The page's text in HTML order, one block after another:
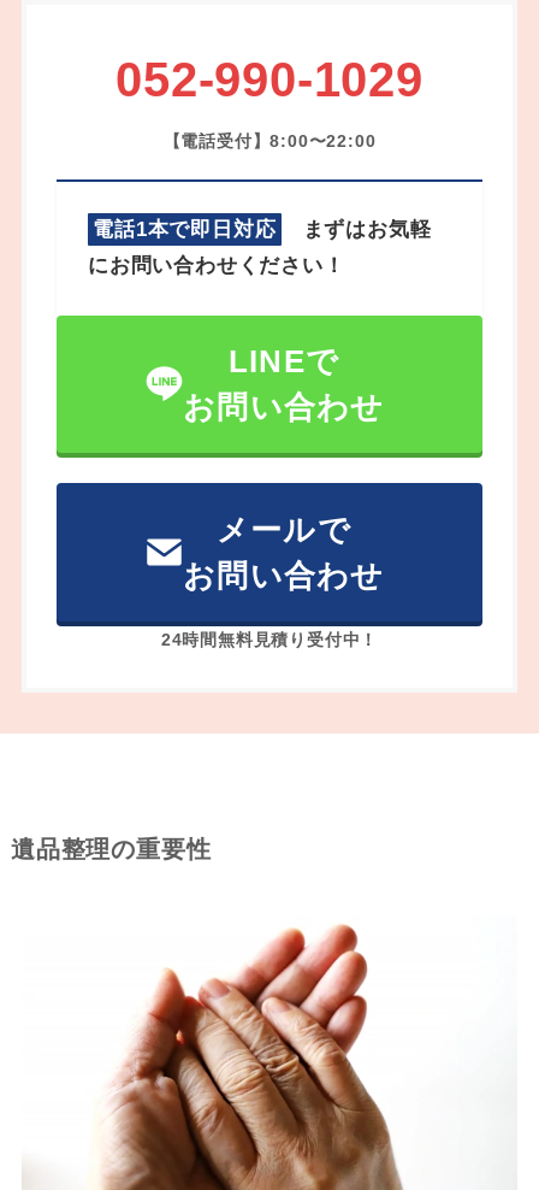
052-990-1029
【電話受付】8:00〜22:00
電話1本で即日対応
まずはお気軽
にお問い合わせください！
LINEで
お問い合わせ
メールで
お問い合わせ
24時間無料見積り受付中！
遺品整理の重要性